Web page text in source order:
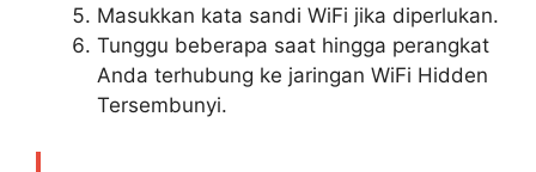
Masukkan kata sandi WiFi jika diperlukan.
Tunggu beberapa saat hingga perangkat
Anda terhubung ke jaringan WiFi Hidden
Tersembunyi.